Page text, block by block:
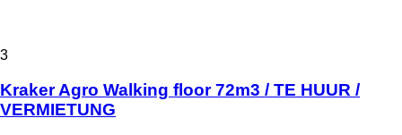
3
Kraker Agro Walking floor 72m3 / TE HUUR /
VERMIETUNG